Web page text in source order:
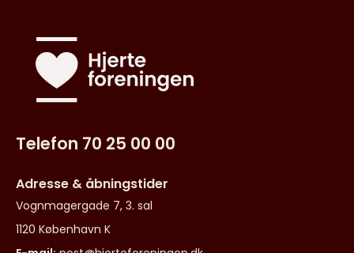
Telefon 70 25 00 00
Adresse & åbningstider
Vognmagergade 7, 3. sal
1120 København K